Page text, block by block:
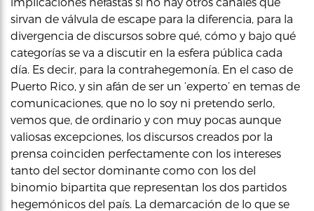
sirvan de válvula de escape para la diferencia, para la
divergencia de discursos sobre qué, cómo y bajo qué
categorías se va a discutir en la esfera pública cada
día. Es decir, para la contrahegemonía. En el caso de
Puerto Rico, y sin afán de ser un ‘experto’ en temas de
comunicaciones, que no lo soy ni pretendo serlo,
vemos que, de ordinario y con muy pocas aunque
valiosas excepciones, los discursos creados por la
prensa coinciden perfectamente con los intereses
tanto del sector dominante como con los del
binomio bipartita que representan los dos partidos
hegemónicos del país. La demarcación de lo que se